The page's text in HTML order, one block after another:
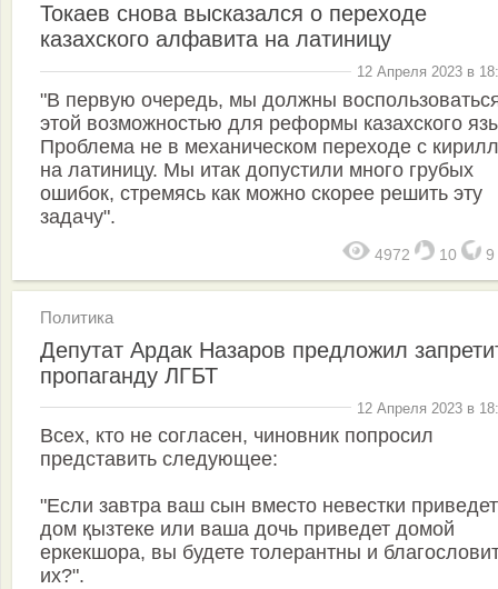
Токаев снова высказался о переходе
казахского алфавита на латиницу
12 Апреля 2023 в
"В первую очередь, мы должны
этой возможностью для реформы казахского
Проблема не в механическом переходе с
на латиницу. Мы итак допустили много грубых
ошибок, стремясь как можно скорее решить эту
задачу".
4972 10 9
Политика
Депутат Ардак Назаров предложил
пропаганду ЛГБТ
12 Апреля 2023 в
Всех, кто не согласен, чиновник попросил
представить следующее:
"Если завтра ваш сын вместо невестки
дом қызтеке или ваша дочь приведет домой
еркекшора, вы будете толерантны и
их?".